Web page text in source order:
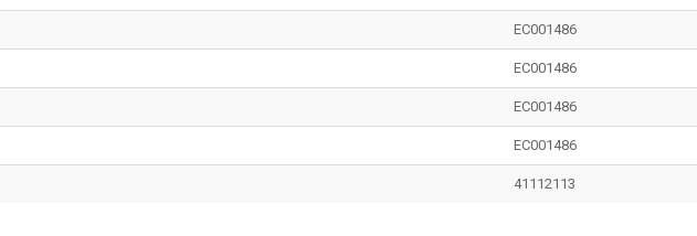
EC001486
EC001486
EC001486
EC001486
41112113